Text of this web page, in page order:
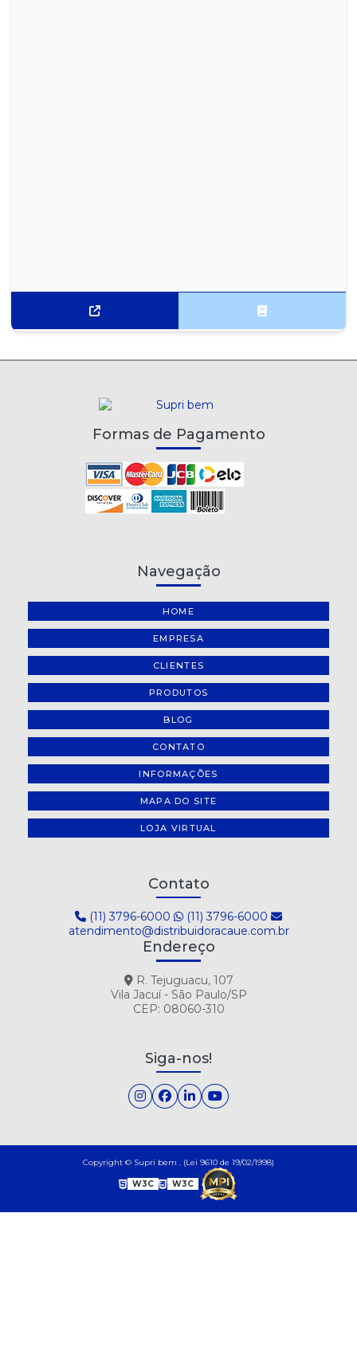
Formas de Pagamento
Navegação
HOME
EMPRESA
CLIENTES
PRODUTOS
BLOG
CONTATO
INFORMAÇÕES
MAPA DO SITE
LOJA VIRTUAL
Contato
(11) 3796-6000
(11) 3796-6000
atendimento@distribuidoracaue.com.br
Endereço
R. Tejuguacu, 107
Vila Jacuí - São Paulo/SP
CEP: 08060-310
Siga-nos!
Copyright © Supri bem . (Lei 9610 de 19/02/1998)
W3C W3C